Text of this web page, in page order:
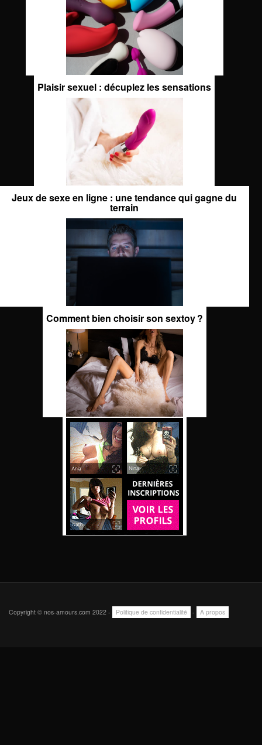
Plaisir sexuel : décuplez les sensations
Jeux de sexe en ligne : une tendance qui gagne du
terrain
Comment bien choisir son sextoy ?
Copyright © nos-amours.com 2022 - Politique de confidentialité - A propos